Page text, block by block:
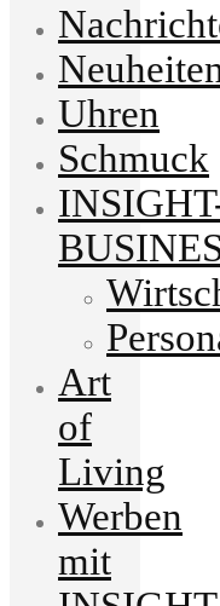
Uhren
Schmuck
Art
of
Living
Werben
mit